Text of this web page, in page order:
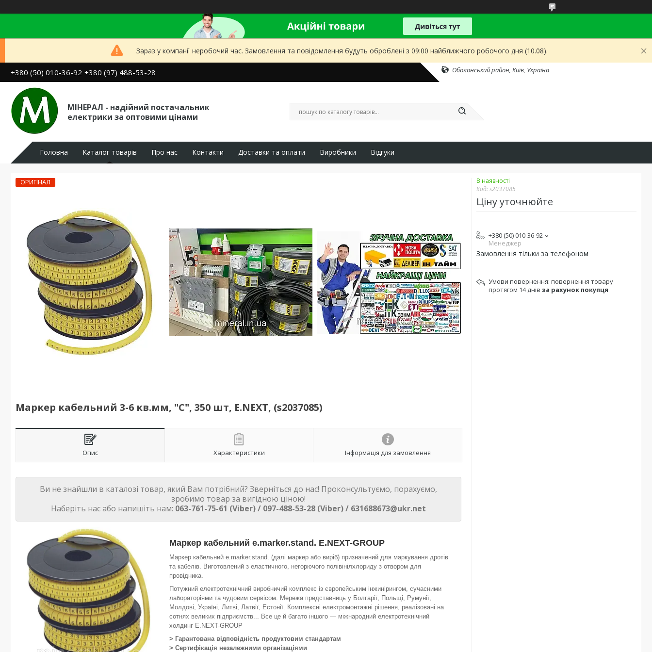
Зараз у компанії неробочий час. Замовлення та повідомлення будуть оброблені з 09:00 найближчого робочого дня (10.08).
+380 (50) 010-36-92 +380 (97) 488-53-28 Оболонський район, Київ, Україна
МІНЕРАЛ - надійний постачальник
електрики за оптовими цінами
Головна Каталог товарів Про нас Контакти Доставки та оплати Виробники Відгуки
ОРИГІНАЛ
Маркер кабельний 3-6 кв.мм, "C", 350 шт, E.NEXT, (s2037085)
Опис Характеристики Інформація для замовлення
Ви не знайшли в каталозі товар, який Вам потрібний? Зверніться до нас! Проконсультуємо, порахуємо,
зробимо товар за вигідною ціною!
Наберіть нас або напишіть нам: 063-761-75-61 (Viber) / 097-488-53-28 (Viber) / 631688673@ukr.net
Маркер кабельний e.marker.stand. E.NEXT-GROUP
Маркер кабельний e.marker.stand. (далі маркер або виріб) призначений для маркування дротів
та кабелів. Виготовлений з еластичного, негорючого полівінілхлориду з отвором для
провідника.
Потужний електротехнічний виробничий комплекс із європейським інжинірингом, сучасними
лабораторіями та чудовим сервісом. Мережа представниць у Болгарії, Польщі, Румунії,
Молдові, Україні, Литві, Латвії, Естонії. Комплексні електромонтажні рішення, реалізовані на
сотнях великих підприємств... Все це й багато іншого — міжнародний електротехнічний
холдинг E.NEXT-GROUP
> Гарантована відповідність продуктовим стандартам
> Сертифікація незалежними організаціями
В наявності
Код:s2037085
Ціну уточнюйте
+380 (50) 010-36-92
Менеджер
Замовлення тільки за телефоном
повернення товару
протягом 14 днів за рахунок покупця